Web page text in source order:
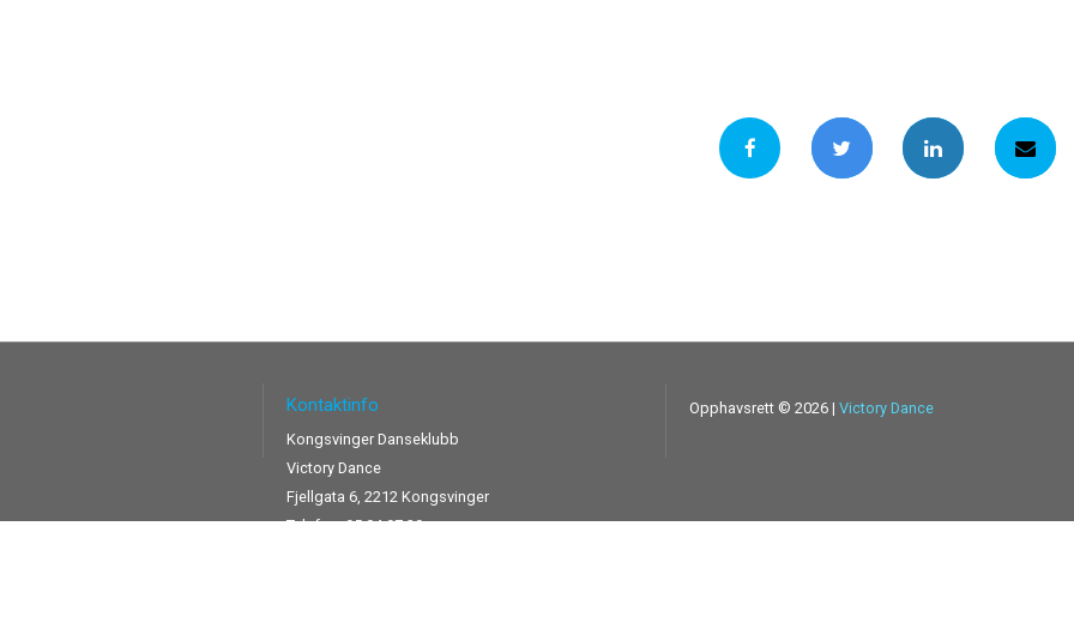
Kontaktinfo
Kongsvinger Danseklubb
Victory Dance
Fjellgata 6, 2212 Kongsvinger
Telefon:95 04 97 29
Opphavsrett © 2026 | Victory Dance